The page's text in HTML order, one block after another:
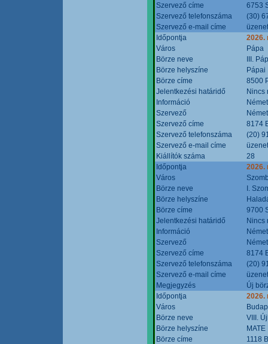
Szervező címe
6753
Szervező telefonszáma
(30)
Szervező e-mail címe
Időpontja
2026.
Város
Pápa
Börze neve
III.
Börze helyszíne
Pápai
Börze címe
8500
Jelentkezési határidő
Nincs
Információ
Szervező
Szervező címe
8174
Szervező telefonszáma
(20)
Szervező e-mail címe
Kiállítók száma
28
Időpontja
2026.
Város
Börze neve
I.
Börze helyszíne
Börze címe
9700
Jelentkezési határidő
Nincs
Információ
Szervező
Szervező címe
8174
Szervező telefonszáma
(20)
Szervező e-mail címe
Megjegyzés
Új
Időpontja
2026.
Város
Börze neve
VIII.
Börze helyszíne
Börze címe
1118